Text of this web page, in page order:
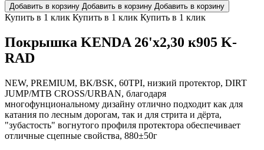
Добавить в корзину Добавить в корзину Добавить в корзину
Купить в 1 клик Купить в 1 клик Купить в 1 клик
Покрышка KENDA 26'х2,30 к905 K-
RAD
NEW, PREMIUM, BK/BSK, 60TPI, низкий протектор, DIRT
JUMP/MTB CROSS/URBAN, благодаря
многофунциональному дизайну отлично подходит как для
катания по лесным дорогам, так и для стрита и дёрта,
"зубастость" вогнутого профиля протектора обеспечивает
отличные сцепные свойства, 880±50г